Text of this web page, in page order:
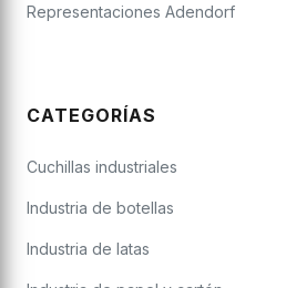
Representaciones Adendorf
CATEGORÍAS
Cuchillas industriales
Industria de botellas
Industria de latas